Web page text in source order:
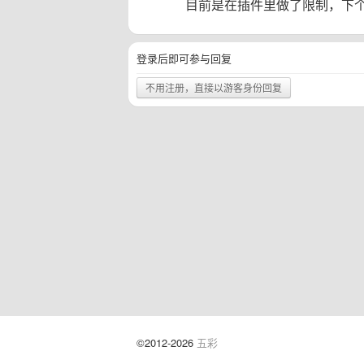
目前是在插件里做了限制，下
登录后即可参与回复
不用注册，直接以游客身份回复
©2012-2026 五彩